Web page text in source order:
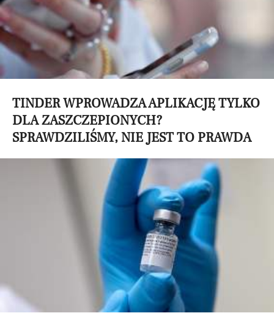
TINDER WPROWADZA APLIKACJĘ TYLKO
DLA ZASZCZEPIONYCH?
SPRAWDZILIŚMY, NIE JEST TO PRAWDA